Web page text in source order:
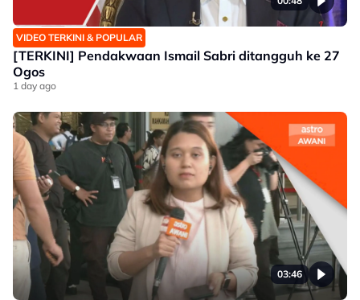
VIDEO TERKINI & POPULAR
[TERKINI] Pendakwaan Ismail Sabri ditangguh ke 27
Ogos
1 day ago
03:46